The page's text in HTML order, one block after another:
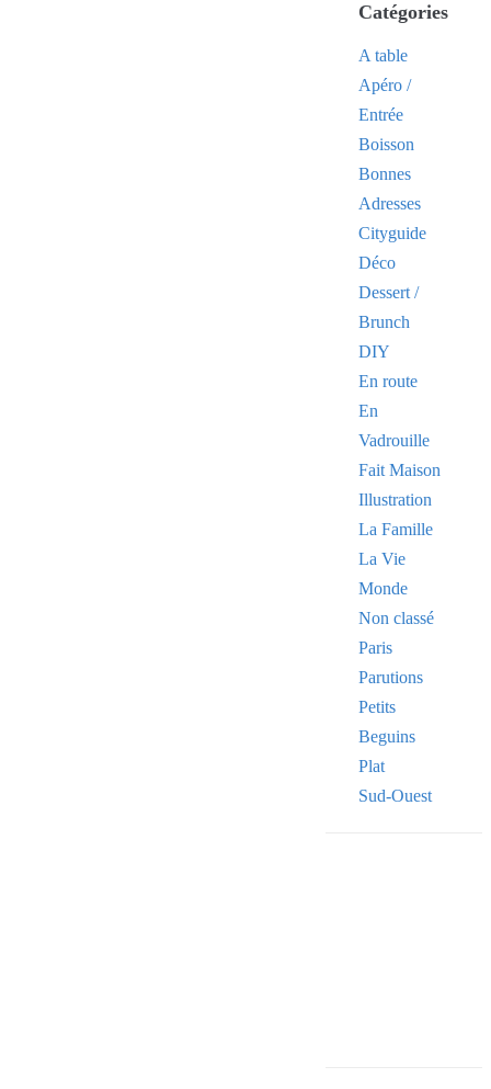
Catégories
A table
Apéro /
Entrée
Boisson
Bonnes
Adresses
Cityguide
Déco
Dessert /
Brunch
DIY
En route
En
Vadrouille
Fait Maison
Illustration
La Famille
La Vie
Monde
Non classé
Paris
Parutions
Petits
Beguins
Plat
Sud-Ouest